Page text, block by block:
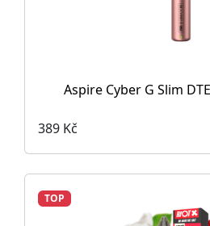
Aspire Cyber G Slim
389 Kč
TOP